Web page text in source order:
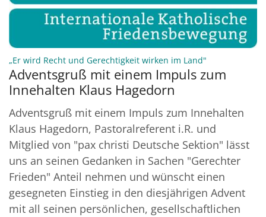
„Er wird Recht und Gerechtigkeit wirken im Land"
Adventsgruß mit einem Impuls zum
Innehalten Klaus Hagedorn
Adventsgruß mit einem Impuls zum Innehalten
Klaus Hagedorn, Pastoralreferent i.R. und
Mitglied von "pax christi Deutsche Sektion" lässt
uns an seinen Gedanken in Sachen "Gerechter
Frieden" Anteil nehmen und wünscht einen
gesegneten Einstieg in den diesjährigen Advent
mit all seinen persönlichen, gesellschaftlichen